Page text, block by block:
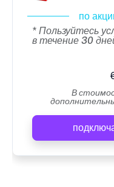
по
* Пользуйтесь
в течение 30
В